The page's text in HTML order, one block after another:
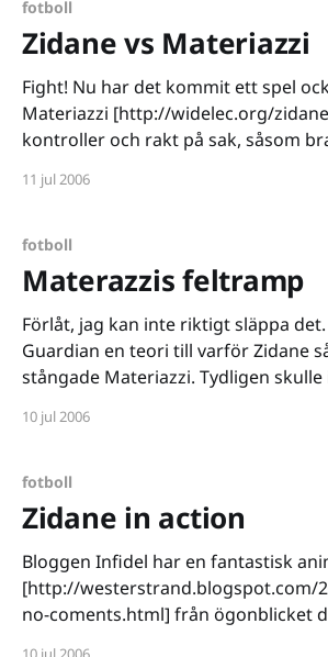
men vid den tredje
fotboll
Zidane vs Materiazzi
Fight! Nu har det kommit ett spel också. Zidane vs
Materiazzi [http://widelec.org/
kontroller och rakt på sak, såsom
in Zizou och Mattan i ett rum och låt
11 jul 2006
fotboll
Materazzis feltramp
Förlåt, jag kan inte riktigt släppa
Guardian en teori till varför Zidane
stångade Materiazzi. Tydligen skulle italienaren kallat
algerisk bakgrund och är muslim
10 jul 2006
fotboll
Zidane in action
Bloggen Infidel har en fantastisk
[http://westerstrand.blogspot.com/
no-coments.html] från ögonblicket